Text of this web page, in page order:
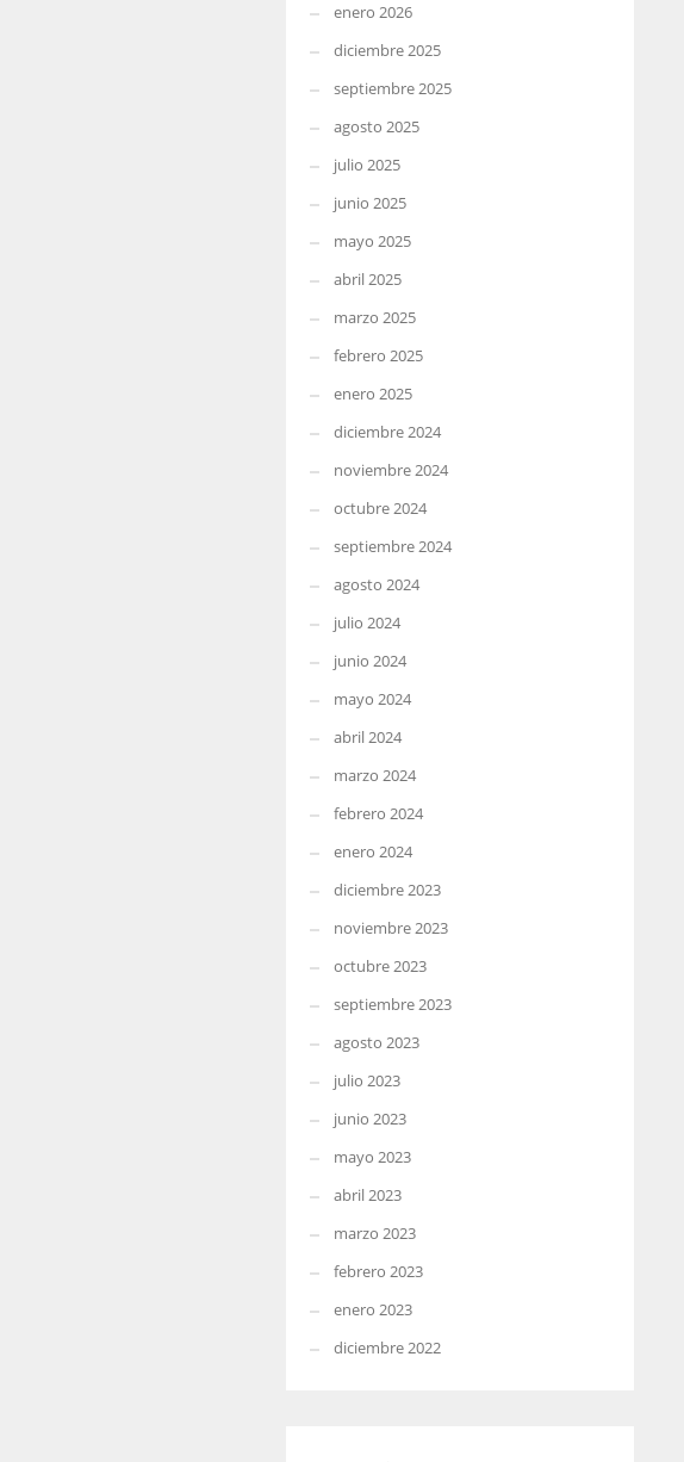
enero 2026
diciembre 2025
septiembre 2025
agosto 2025
julio 2025
junio 2025
mayo 2025
abril 2025
marzo 2025
febrero 2025
enero 2025
diciembre 2024
noviembre 2024
octubre 2024
septiembre 2024
agosto 2024
julio 2024
junio 2024
mayo 2024
abril 2024
marzo 2024
febrero 2024
enero 2024
diciembre 2023
noviembre 2023
octubre 2023
septiembre 2023
agosto 2023
julio 2023
junio 2023
mayo 2023
abril 2023
marzo 2023
febrero 2023
enero 2023
diciembre 2022